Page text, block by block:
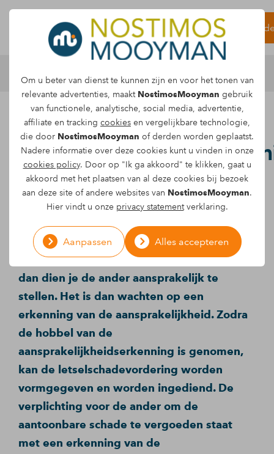
Om u beter van dienst te kunnen zijn en voor het tonen van
relevante advertenties, maakt NostimosMooyman gebruik
van functionele, analytische, social media, advertentie,
affiliate en tracking cookies en vergelijkbare technologie,
die door NostimosMooyman of derden worden geplaatst.
Nadere informatie over deze cookies kunt u vinden in onze
cookies policy. Door op "Ik ga akkoord" te klikken, gaat u
akkoord met het plaatsen van al deze cookies bij bezoek
aan deze site of andere websites van NostimosMooyman.
Hier vindt u onze privacy statementverklaring.
Aanpassen Alles accepteren
Letselschade
Is terugkomen op een
mogelijk?
Je kunt door toedoen van een ander
betrokken raken bij een ongeval en
hierdoor letselschade oplopen. Indien je
jouw letselschade wil verhalen op de ander,
dan dien je de ander aansprakelijk te
stellen. Het is dan wachten op een
erkenning van de aansprakelijkheid. Zodra
de hobbel van de
aansprakelijkheidserkenning is genomen,
kan de letselschadevordering worden
vormgegeven en worden ingediend. De
verplichting voor de ander om de
aantoonbare schade te vergoeden staat
met een erkenning van de